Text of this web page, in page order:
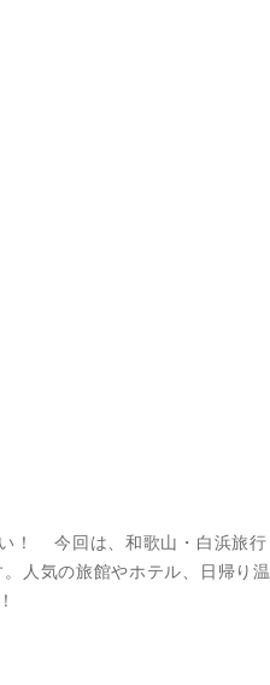
！ 今回は、和歌山・白浜旅行
人気の旅館やホテル、日帰り温